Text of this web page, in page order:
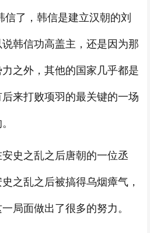
了，韩信是建立汉朝的刘
韩信功高盖主，还是因为那
之外，其他的国家几乎都是
来打败项羽的最关键的一场
史之乱之后唐朝的一位丞
之乱之后被搞得乌烟瘴气，
局面做出了很多的努力。